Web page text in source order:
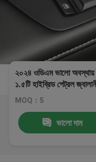
২০২৪ ওডিএম ভালো অবস্থায়
১.৫টি হাইব্রিড পেট্রল
MOQ：5
ভালো দাম